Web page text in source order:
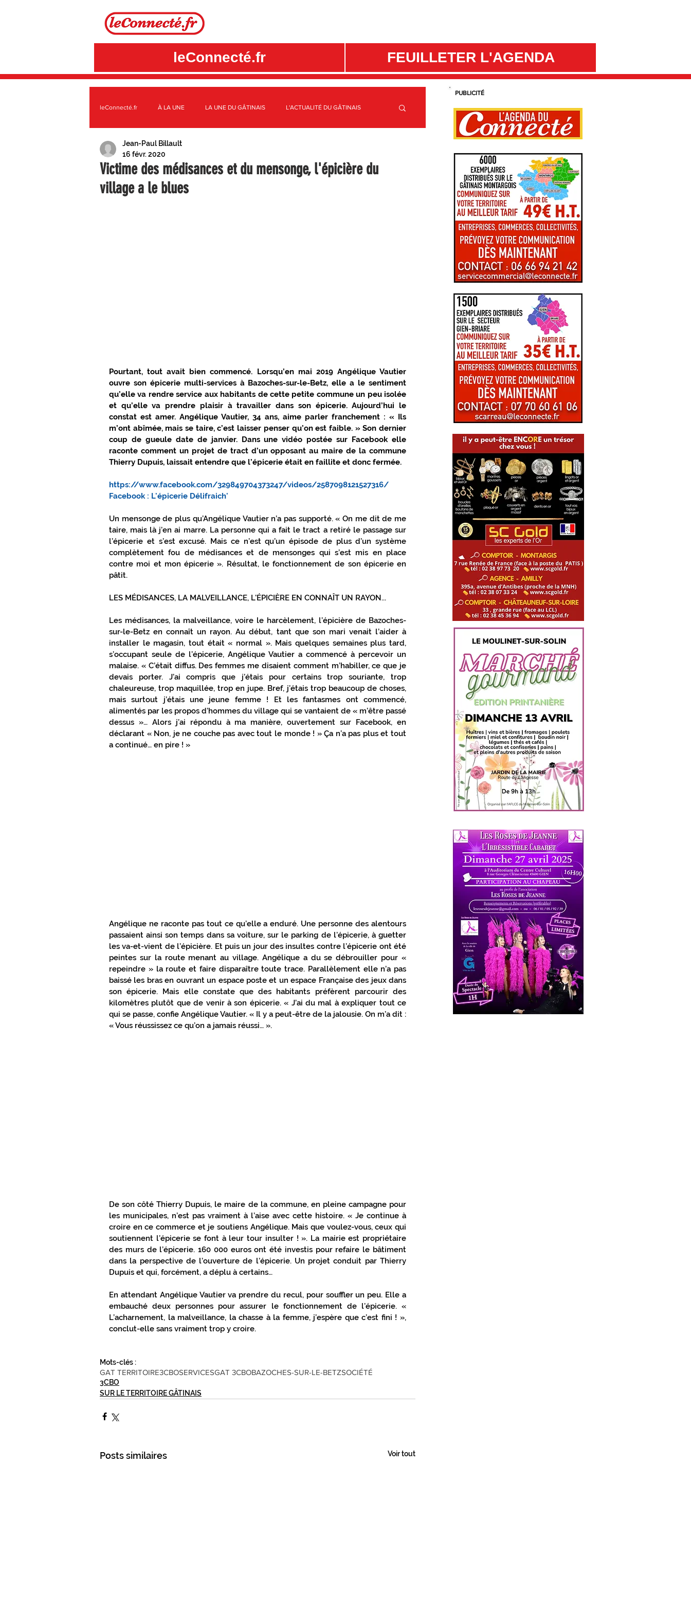
leConnecté.fr FEUILLETER L'AGENDA
leConnecté.fr À LA UNE LA UNE DU GÂTINAIS L'ACTUALITÉ DU GÂTINAIS
SUR LE TERRITOIRE GÂTINAIS
3CBO C.C. DES QUATRE VALLÉES
SPORTS GIENNOIS PRÈS DE CHEZ VOUS EN GIENNOIS ÉPIDÉMIE COVID-19
ÉLECTIONS MUNICIPALES NATURE ET TRANSITION CONNEXIONS NUMÉRIQUES
TOUT PRÈS TOUT PROCHE GÂTINAIS LOIRET S'ABONNER
Victime des médisances et du mensonge, l'épicière du
village a le blues
Jean-Paul Billault
16 févr. 2020
Pourtant, tout avait bien commencé. Lorsqu’en mai 2019 Angélique Vautier
ouvre son épicerie multi-services à Bazoches-sur-le-Betz, elle a le sentiment
qu’elle va rendre service aux habitants de cette petite commune un peu isolée
et qu’elle va prendre plaisir à travailler dans son épicerie. Aujourd’hui le
constat est amer. Angélique Vautier, 34 ans, aime parler franchement : « Ils
m’ont abîmée, mais se taire, c’est laisser penser qu’on est faible. » Son dernier
coup de gueule date de janvier. Dans une vidéo postée sur Facebook elle
raconte comment un projet de tract d’un opposant au maire de la commune
Thierry Dupuis, laissait entendre que l’épicerie était en faillite et donc fermée.
https://www.facebook.com/329849704373247/videos/2587098121527316/
Facebook : L'épicerie Délifraich'
Un mensonge de plus qu’Angélique Vautier n’a pas supporté. « On me dit de me
taire, mais là j’en ai marre. La personne qui a fait le tract a retiré le passage sur
l’épicerie et s’est excusé. Mais ce n’est qu’un épisode de plus d’un système
complètement fou de médisances et de mensonges qui s’est mis en place
contre moi et mon épicerie ». Résultat, le fonctionnement de son épicerie en
pâtit.
LES MÉDISANCES, LA MALVEILLANCE, L'ÉPICIÈRE EN CONNAÎT UN RAYON...
Les médisances, la malveillance, voire le harcèlement, l’épicière de Bazoches-
sur-le-Betz en connaît un rayon. Au début, tant que son mari venait l’aider à
installer le magasin, tout était « normal ». Mais quelques semaines plus tard,
s’occupant seule de l’épicerie, Angélique Vautier a commencé à percevoir un
malaise. « C’était diffus. Des femmes me disaient comment m’habiller, ce que je
devais porter. J’ai compris que j’étais pour certains trop souriante, trop
chaleureuse, trop maquillée, trop en jupe. Bref, j’étais trop beaucoup de choses,
mais surtout j’étais une jeune femme ! Et les fantasmes ont commencé,
alimentés par les propos d’hommes du village qui se vantaient de « m’être passé
dessus »… Alors j’ai répondu à ma manière, ouvertement sur Facebook, en
déclarant « Non, je ne couche pas avec tout le monde ! » Ça n’a pas plus et tout
a continué… en pire ! »
Angélique ne raconte pas tout ce qu’elle a enduré. Une personne des alentours
passaient ainsi son temps dans sa voiture, sur le parking de l’épicerie, à guetter
les va-et-vient de l’épicière. Et puis un jour des insultes contre l’épicerie ont été
peintes sur la route menant au village. Angélique a du se débrouiller pour «
repeindre » la route et faire disparaître toute trace. Parallèlement elle n’a pas
baissé les bras en ouvrant un espace poste et un espace Française des jeux dans
son épicerie. Mais elle constate que des habitants préfèrent parcourir des
kilomètres plutôt que de venir à son épicerie. « J’ai du mal à expliquer tout ce
qui se passe, confie Angélique Vautier. « Il y a peut-être de la jalousie. On m’a dit :
« Vous réussissez ce qu’on a jamais réussi… ».
De son côté Thierry Dupuis, le maire de la commune, en pleine campagne pour
les municipales, n’est pas vraiment à l’aise avec cette histoire. « Je continue à
croire en ce commerce et je soutiens Angélique. Mais que voulez-vous, ceux qui
soutiennent l’épicerie se font à leur tour insulter ! ». La mairie est propriétaire
des murs de l’épicerie. 160 000 euros ont été investis pour refaire le bâtiment
dans la perspective de l’ouverture de l’épicerie. Un projet conduit par Thierry
Dupuis et qui, forcément, a déplu à certains…
En attendant Angélique Vautier va prendre du recul, pour souffler un peu. Elle a
embauché deux personnes pour assurer le fonctionnement de l’épicerie. «
L’acharnement, la malveillance, la chasse à la femme, j’espère que c’est fini ! »,
conclut-elle sans vraiment trop y croire.
Mots-clés :
GAT TERRITOIRE3CBOSERVICESGAT 3CBOBAZOCHES-SUR-LE-BETZSOCIÉTÉ
3CBO
SUR LE TERRITOIRE GÂTINAIS
Posts similaires Voir tout
PUBLICITÉ